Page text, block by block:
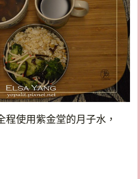
程使用紫金堂的月子水，